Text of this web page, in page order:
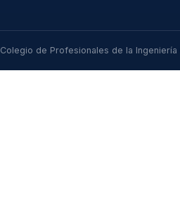
Colegio de Profesionales de la Ingeniería